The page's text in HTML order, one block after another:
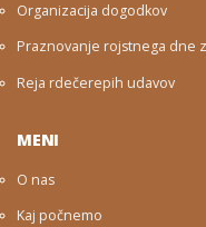
Organizacija dogodkov
Praznovanje rojstnega dne
Reja rdečerepih udavov
MENI
O nas
Kaj počnemo